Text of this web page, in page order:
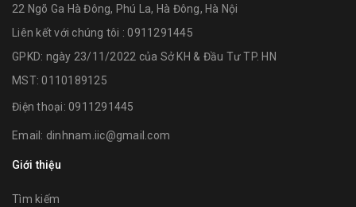
22 Ngõ Ga Hà Đông, Phú La, Hà Đông, Hà Nội
Liên kết với chúng tôi : 0911291445
GPKD: ngày 23/11/2022 của Sở KH & Đầu Tư TP. HN
MST: 0110189125
Điện thoại: 0911291445
Email: dinhnam.iic@gmail.com
Giới thiệu
Tìm kiếm